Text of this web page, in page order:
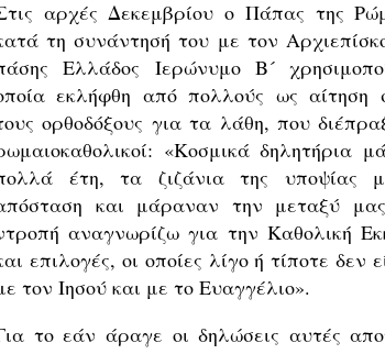
αρχές Δεκεμβρίου ο Πάπας της
τη συνάντησή του με τον
Ελλάδος Ιερώνυμο Β´
εκλήφθη από πολλούς ως αίτηση
ορθοδόξους για τα λάθη, που
«Κοσμικά δηλητήρια
έτη, τα ζιζάνια της υποψίας
και μάραναν την μεταξύ
αναγνωρίζω για την Καθολική
επιλογές, οι οποίες λίγο ή τίποτε δεν
τον Ιησού και με το Ευαγγέλιο».
το εάν άραγε οι δηλώσεις αυτές